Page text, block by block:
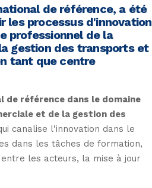
de référence, a été
les processus d'innovation
professionnel de la
gestion des transportset
tant que centre
de référence dans le domaine
et de la gestion des
canalise l'innovation dans le
dans les tâches de formation,
les acteurs, la mise à jour